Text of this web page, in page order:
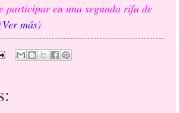
participar en una segunda rifa de
Ver más)